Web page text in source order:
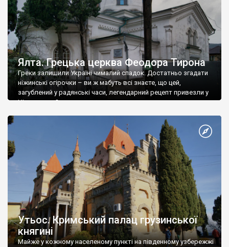
Ялта. Грецька церква Феодора Тирона
Греки залишили Україні чималий спадок. Достатньо згадати
ніжинські огірочки – ви ж мабуть всі знаєте, що цей,
загублений у радянські часи, легендарний рецепт привезли у
Ніжин греки?
Утьос. Кримський палац грузинської
княгині
Майже у кожному населеному пункті на південному узбережжі